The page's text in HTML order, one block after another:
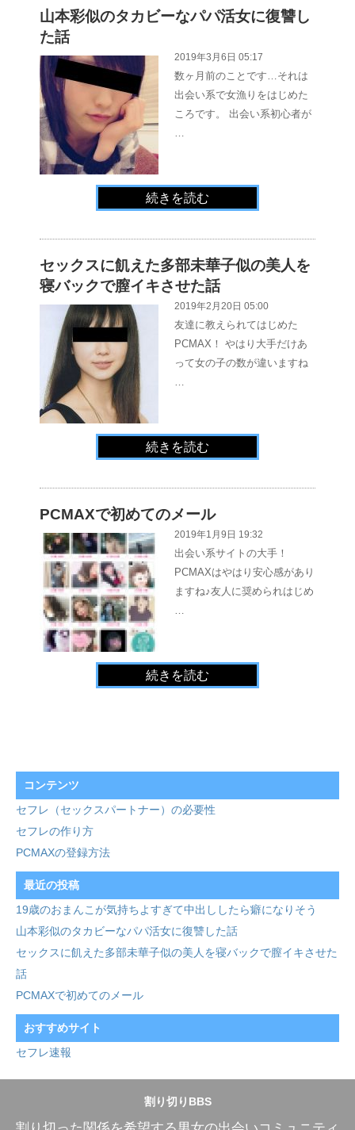
山本彩似のタカビーなパパ活女に復讐し
た話
2019年3月6日 05:17
数ヶ月前のことです…それは
出会い系で女漁りをはじめた
ころです。 出会い系初心者が
続きを読む
セックスに飢えた多部未華子似の美人を
寝バックで膣イキさせた話
2019年2月20日 05:00
友達に教えられてはじめた
PCMAX！ やはり大手だけあ
って女の子の数が違いますね
続きを読む
PCMAXで初めてのメール
2019年1月9日 19:32
出会い系サイトの大手！
PCMAXはやはり安心感があり
ますね♪友人に奨められはじめ
続きを読む
コンテンツ
セフレ（セックスパートナー）の必要性
セフレの作り方
PCMAXの登録方法
最近の投稿
19歳のおまんこが気持ちよすぎて中出ししたら癖になりそう
山本彩似のタカビーなパパ活女に復讐した話
セックスに飢えた多部未華子似の美人を寝バックで膣イキさせた
話
PCMAXで初めてのメール
おすすめサイト
セフレ速報
割り切りBBS